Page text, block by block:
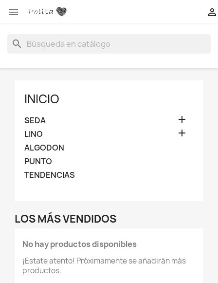
 
search
INICIO
SEDA 
LINO 
ALGODON
PUNTO
TENDENCIAS
LOS MÁS VENDIDOS
No hay productos disponibles
¡Estate atento! Próximamente se añadirán más
productos.